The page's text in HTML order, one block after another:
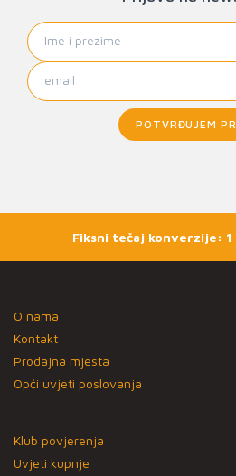
POTVRĐUJEM
Fiksni tečaj konverzije:
O nama
Kontakt
Prodajna mjesta
Opći uvjeti poslovanja
Klub povjerenja
Uvjeti kupnje